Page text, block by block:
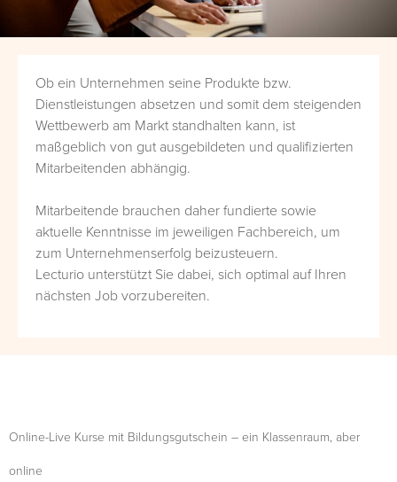
Ob ein Unternehmen seine Produkte bzw.
Dienstleistungen absetzen und somit dem steigenden
Wettbewerb am Markt standhalten kann, ist
maßgeblich von gut ausgebildeten und qualifizierten
Mitarbeitenden abhängig.
Mitarbeitende brauchen daher fundierte sowie
aktuelle Kenntnisse im jeweiligen Fachbereich, um
zum Unternehmenserfolg beizusteuern.
Lecturio unterstützt Sie dabei, sich optimal auf Ihren
nächsten Job vorzubereiten.
Online-Live Kurse mit Bildungsgutschein – ein Klassenraum, aber
online